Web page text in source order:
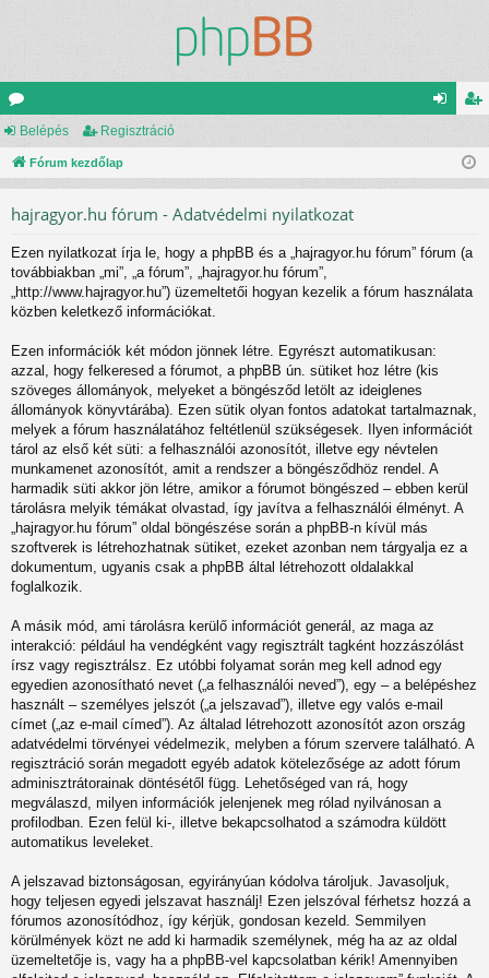
ór
u is
ió
Belépés Regisztráció
Fórum kezdőlap
hajragyor.hu fórum - Adatvédelmi nyilatkozat
Ezen nyilatkozat írja le, hogy a phpBB és a „hajragyor.hu fórum” fórum (a
továbbiakban „mi”, „a fórum”, „hajragyor.hu fórum”,
„http://www.hajragyor.hu”) üzemeltetői hogyan kezelik a fórum használata
közben keletkező információkat.
Ezen információk két módon jönnek létre. Egyrészt automatikusan:
azzal, hogy felkeresed a fórumot, a phpBB ún. sütiket hoz létre (kis
szöveges állományok, melyeket a böngésződ letölt az ideiglenes
állományok könyvtárába). Ezen sütik olyan fontos adatokat tartalmaznak,
melyek a fórum használatához feltétlenül szükségesek. Ilyen információt
tárol az első két süti: a felhasználói azonosítót, illetve egy névtelen
munkamenet azonosítót, amit a rendszer a böngésződhöz rendel. A
harmadik süti akkor jön létre, amikor a fórumot böngészed – ebben kerül
tárolásra melyik témákat olvastad, így javítva a felhasználói élményt. A
„hajragyor.hu fórum” oldal böngészése során a phpBB-n kívül más
szoftverek is létrehozhatnak sütiket, ezeket azonban nem tárgyalja ez a
dokumentum, ugyanis csak a phpBB által létrehozott oldalakkal
foglalkozik.
A másik mód, ami tárolásra kerülő információt generál, az maga az
interakció: például ha vendégként vagy regisztrált tagként hozzászólást
írsz vagy regisztrálsz. Ez utóbbi folyamat során meg kell adnod egy
egyedien azonosítható nevet („a felhasználói neved”), egy – a belépéshez
használt – személyes jelszót („a jelszavad”), illetve egy valós e-mail
címet („az e-mail címed”). Az általad létrehozott azonosítót azon ország
adatvédelmi törvényei védelmezik, melyben a fórum szervere található. A
regisztráció során megadott egyéb adatok kötelezősége az adott fórum
adminisztrátorainak döntésétől függ. Lehetőséged van rá, hogy
megválaszd, milyen információk jelenjenek meg rólad nyilvánosan a
profilodban. Ezen felül ki-, illetve bekapcsolhatod a számodra küldött
automatikus leveleket.
A jelszavad biztonságosan, egyirányúan kódolva tároljuk. Javasoljuk,
hogy teljesen egyedi jelszavat használj! Ezen jelszóval férhetsz hozzá a
fórumos azonosítódhoz, így kérjük, gondosan kezeld. Semmilyen
körülmények közt ne add ki harmadik személynek, még ha az az oldal
üzemeltetője is, vagy ha a phpBB-vel kapcsolatban kérik! Amennyiben